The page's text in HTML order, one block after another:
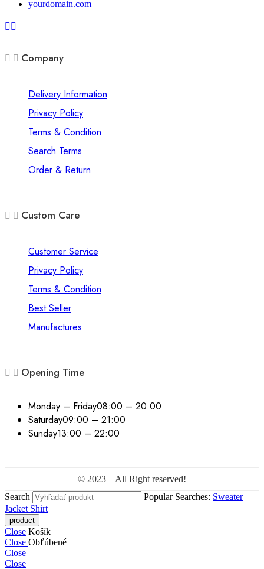
yourdomain.com
Company
Delivery Information
Privacy Policy
Terms & Condition
Search Terms
Order & Return
Custom Care
Customer Service
Privacy Policy
Terms & Condition
Best Seller
Manufactures
Opening Time
Monday – Friday08:00 – 20:00
Saturday09:00 – 21:00
Sunday13:00 – 22:00
© 2023 – All Right reserved!
Search
Popular Searches: Sweater
Jacket Shirt
Close Košík
Close Obľúbené
Close
Close